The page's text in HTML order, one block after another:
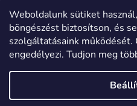
Weboldalunk sütiket
böngészést biztosítson, és
szolgáltatásaink
engedélyezi. Tudjon meg
Nagyon kényelmes,